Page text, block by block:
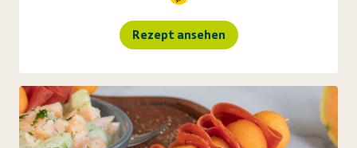
Rezept ansehen